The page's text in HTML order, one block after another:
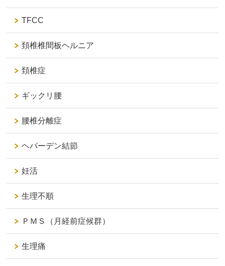
TFCC
頚椎椎間板ヘルニア
頚椎症
ギックリ腰
腰椎分離症
ヘバーデン結節
妊活
生理不順
ＰＭＳ（月経前症候群）
生理痛